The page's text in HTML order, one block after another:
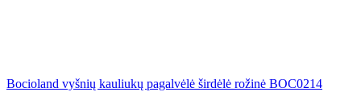
Bocioland vyšnių kauliukų pagalvėlė širdėlė rožinė BOC0214